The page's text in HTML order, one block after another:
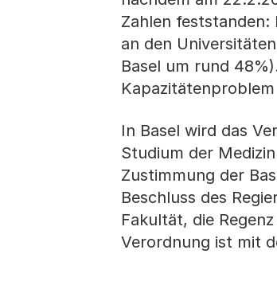
Zahlen feststanden:
an den
Basel um rund
In Basel wird das
Studium der
Zustimmung der
Beschluss des
Fakultät, die
Verordnung ist mit